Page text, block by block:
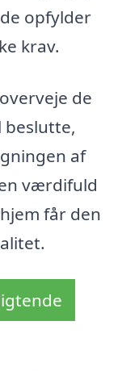
opfylder
krav.
de
beslutte,
af
værdifuld
får den